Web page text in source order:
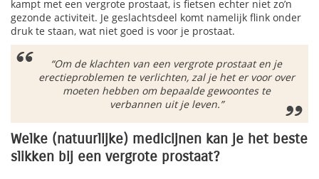
kampt met een vergrote prostaat, is fietsen echter niet zo’n
gezonde activiteit. Je geslachtsdeel komt namelijk flink onder
druk te staan, wat niet goed is voor je prostaat.
“Om de klachten van een vergrote prostaat en je
erectieproblemen te verlichten, zal je het er voor over
moeten hebben om bepaalde gewoontes te
verbannen uit je leven.”
Welke (natuurlijke) medicijnen kan je het beste
slikken bij een vergrote prostaat?